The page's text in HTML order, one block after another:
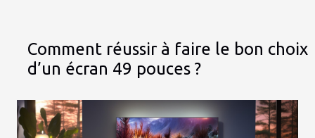
Comment réussir à faire le bon choix
d’un écran 49 pouces ?